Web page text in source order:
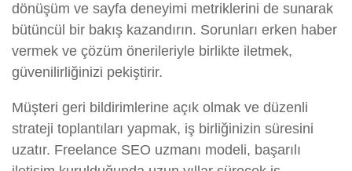
dönüşüm ve sayfa deneyimi metriklerini de sunarak
bütüncül bir bakış kazandırın. Sorunları erken haber
vermek ve çözüm önerileriyle birlikte iletmek,
güvenilirliğinizi pekiştirir.
Müşteri geri bildirimlerine açık olmak ve düzenli
strateji toplantıları yapmak, iş birliğinizin süresini
uzatır. Freelance SEO uzmanı modeli, başarılı